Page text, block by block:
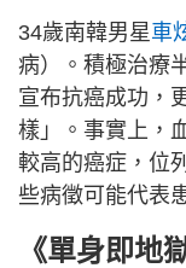
34歲南韓男星車
病）。積極治療
宣布抗癌成功，
樣」。事實上，
較高的癌症，位
些病徵可能代表
《單身即地